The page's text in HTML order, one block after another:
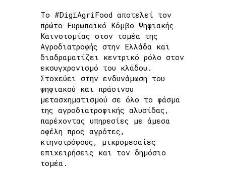
To #DigiAgriFood αποτελεί τον
πρώτο Ευρωπαϊκό Κόμβο Ψηφιακής
Καινοτομίας στον τομέα της
Αγροδιατροφής στην Ελλάδα και
διαδραματίζει κεντρικό ρόλο στον
εκσυγχρονισμό του κλάδου.
Στοχεύει στην ενδυνάμωση του
ψηφιακού και πράσινου
μετασχηματισμού σε όλο το φάσμα
της αγροδιατροφικής αλυσίδας,
παρέχοντας υπηρεσίες με άμεσα
οφέλη προς αγρότες,
κτηνοτρόφους, μικρομεσαίες
επιχειρήσεις και τον δημόσιο
τομέα.